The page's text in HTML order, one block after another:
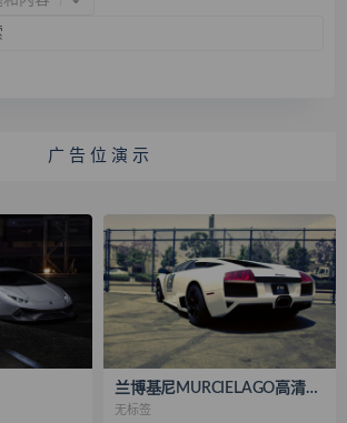
广 告 位 演 示
兰博基尼MURCIELAGO高清壁纸
无标签